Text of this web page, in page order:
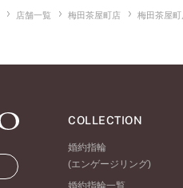
店舗一覧 梅田茶屋町店
梅田茶屋
COLLECTION
婚約指輪
(エンゲージリング)